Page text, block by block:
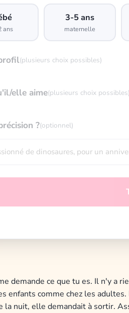
ans
3-5 ans
maternelle
(plusieurs choix possibles)
elle aime(plusieurs choix possibles)
?(optionnel)
demande ce que tu es. Il n'y a
enfants comme chez les
nuit, elle demandait à sortir.